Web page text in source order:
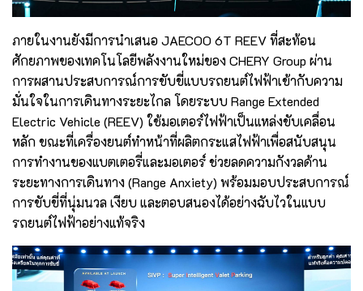
ภายในงานยังมีการนำเสนอ JAECOO 6T REEV ที่สะท้อน
ศักยภาพของเทคโนโลยีพลังงานใหม่ของ CHERY Group ผ่าน
การผสานประสบการณ์การขับขี่แบบรถยนต์ไฟฟ้าเข้ากับความ
มั่นใจในการเดินทางระยะไกล โดยระบบ Range Extended
Electric Vehicle (REEV) ใช้มอเตอร์ไฟฟ้าเป็นแหล่งขับเคลื่อน
หลัก ขณะที่เครื่องยนต์ทำหน้าที่ผลิตกระแสไฟฟ้าเพื่อสนับสนุน
การทำงานของแบตเตอรี่และมอเตอร์ ช่วยลดความกังวลด้าน
ระยะทางการเดินทาง (Range Anxiety) พร้อมมอบประสบการณ์
การขับขี่ที่นุ่มนวล เงียบ และตอบสนองได้อย่างฉับไวในแบบ
รถยนต์ไฟฟ้าอย่างแท้จริง